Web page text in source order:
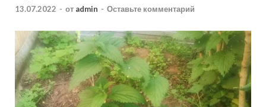
13.07.2022 - от admin - Оставьте комментарий